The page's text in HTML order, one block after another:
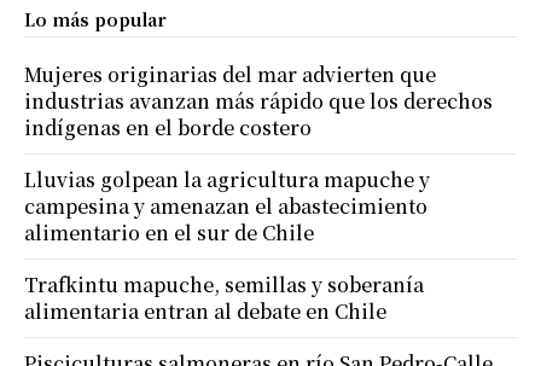
Lo más popular
Mujeres originarias del mar advierten que
industrias avanzan más rápido que los derechos
indígenas en el borde costero
Lluvias golpean la agricultura mapuche y
campesina y amenazan el abastecimiento
alimentario en el sur de Chile
Trafkintu mapuche, semillas y soberanía
alimentaria entran al debate en Chile